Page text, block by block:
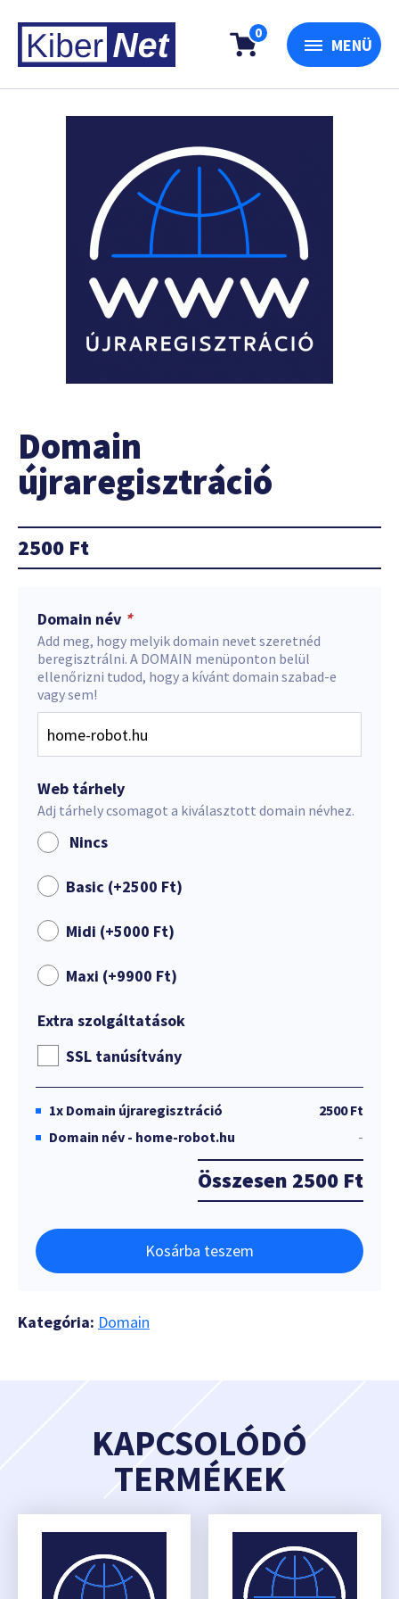
0
MENÜ
Domain
újraregisztráció
2500 Ft
Domain név *
Add meg, hogy melyik domain nevet szeretnéd
beregisztrálni. A DOMAIN menüponton belül
ellenőrizni tudod, hogy a kívánt domain szabad-e
vagy sem!
Web tárhely
Adj tárhely csomagot a kiválasztott domain névhez.
Nincs
Basic (+2500 Ft)
Midi (+5000 Ft)
Maxi (+9900 Ft)
Extra szolgáltatások
SSL tanúsítvány
1x Domain újraregisztráció
2500 Ft
Domain név - home-robot.hu
-
Összesen 2500 Ft
Kosárba teszem
Kategória: Domain
KAPCSOLÓDÓ
TERMÉKEK